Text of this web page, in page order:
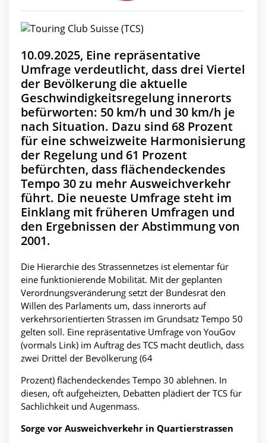
10.09.2025, Eine repräsentative
Umfrage verdeutlicht, dass drei Viertel
der Bevölkerung die aktuelle
Geschwindigkeitsregelung innerorts
befürworten: 50 km/h und 30 km/h je
nach Situation. Dazu sind 68 Prozent
für eine schweizweite Harmonisierung
der Regelung und 61 Prozent
befürchten, dass flächendeckendes
Tempo 30 zu mehr Ausweichverkehr
führt. Die neueste Umfrage steht im
Einklang mit früheren Umfragen und
den Ergebnissen der Abstimmung von
2001.
Die Hierarchie des Strassennetzes ist elementar für
eine funktionierende Mobilität. Mit der geplanten
Verordnungsveränderung setzt der Bundesrat den
Willen des Parlaments um, dass innerorts auf
verkehrsorientierten Strassen im Grundsatz Tempo 50
gelten soll. Eine repräsentative Umfrage von YouGov
(vormals Link) im Auftrag des TCS macht deutlich, dass
zwei Drittel der Bevölkerung (64
Prozent) flächendeckendes Tempo 30 ablehnen. In
diesen, oft aufgeheizten, Debatten plädiert der TCS für
Sachlichkeit und Augenmass.
Sorge vor Ausweichverkehr in Quartierstrassen